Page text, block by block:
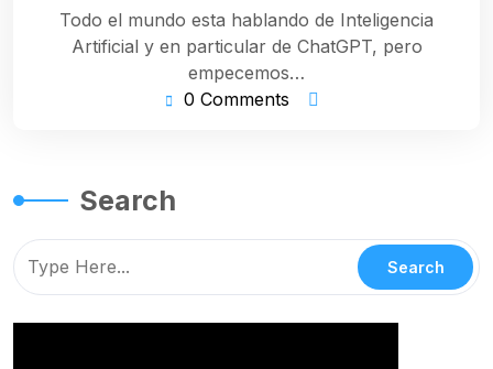
Todo el mundo esta hablando de Inteligencia
Artificial y en particular de ChatGPT, pero
empecemos…
0 Comments
Search